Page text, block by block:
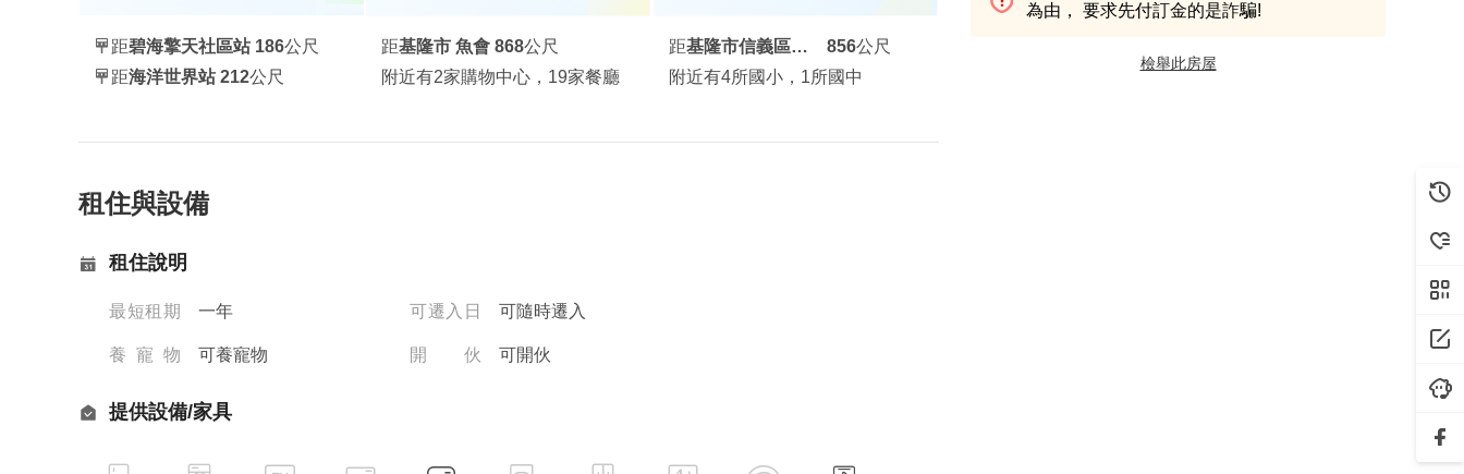
距碧海擎天社區站 186公尺
距海洋世界站 212公尺
距基隆市 魚會 868公尺
附近有2家購物中心，19家餐廳
距 基隆市信義區深澳國民小學 856公尺
附近有4所國小，1所國中
租住與設備
租住說明
最短租期 一年 可遷入日 可隨時遷入
養寵物 可養寵物 開伙 可開伙
提供設備/家具
為由， 要求先付訂金的是詐騙!
檢舉此房屋